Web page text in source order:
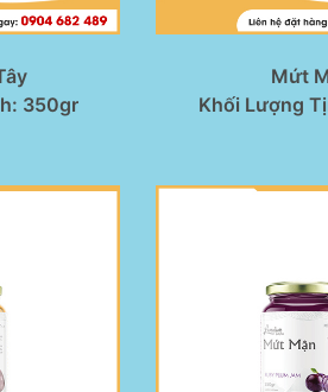
350gr
Mứt
Khối Lượng